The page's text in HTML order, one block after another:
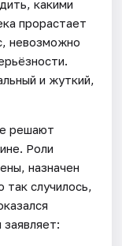
какими
прорастает
невозможно
и жуткий,
решают
Роли
назначен
случилось,